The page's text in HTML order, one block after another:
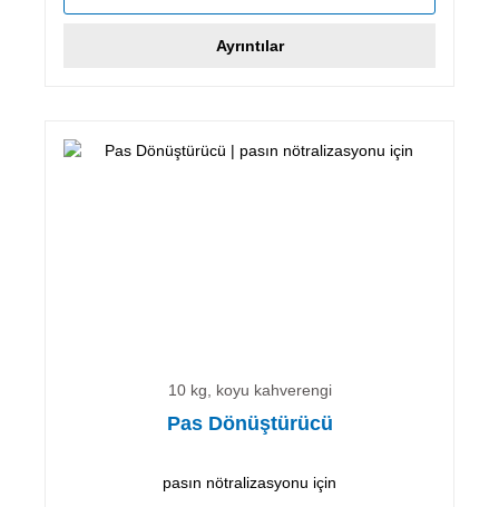
Ayrıntılar
10 kg, koyu kahverengi
Pas Dönüştürücü
pasın nötralizasyonu için